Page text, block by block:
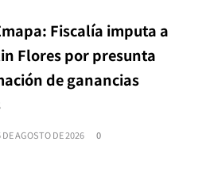
Fiscalía imputa a
Flores por presunta
de ganancias
DE AGOSTO DE 2026 0